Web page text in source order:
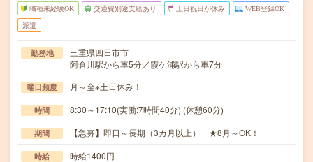
職種未経験OK 交通費別途支給あり 土日祝日が休み WEB登録OK
派遣
勤務地
三重県四日市市
阿倉川駅から車5分／霞ケ浦駅から車7分
曜日頻度 月～金※土日休み！
時間 8:30～17:10(実働:7時間40分) (休憩60分)
期間 【急募】即日～長期（3カ月以上） ★8月～OK！
時給 時給1400円